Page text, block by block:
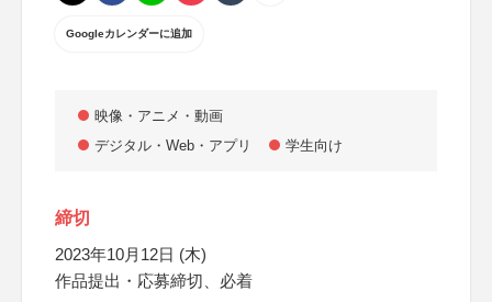
Googleカレンダーに追加
映像・アニメ・動画
デジタル・Web・アプリ
学生向け
締切
2023年10月12日 (木)
作品提出・応募締切、必着